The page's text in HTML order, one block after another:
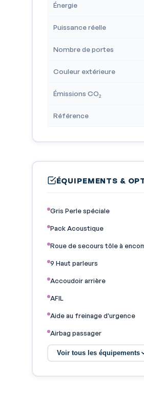
Énergie
Puissance réelle
Nombre de portes
Couleur extérieure
Émissions CO₂
Référence
ÉQUIPEMENTS &
Gris Perle spéciale
Pack Acoustique
Roue de secours tôle à
9 Haut parleurs
Accoudoir arrière
AFIL
Aide au freinage d'urgence
Airbag passager
Airbags latéraux avant
Voir tous les équipements